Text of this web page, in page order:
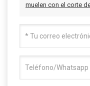
muelen con el corte